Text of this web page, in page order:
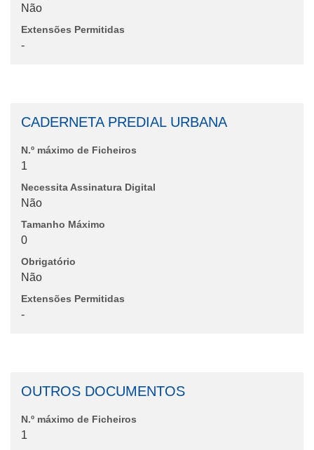
Não
Extensões Permitidas
-
CADERNETA PREDIAL URBANA
N.º máximo de Ficheiros
1
Necessita Assinatura Digital
Não
Tamanho Máximo
0
Obrigatório
Não
Extensões Permitidas
-
OUTROS DOCUMENTOS
N.º máximo de Ficheiros
1